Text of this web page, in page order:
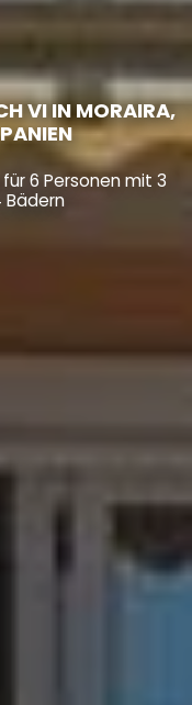
VI IN MORAIRA,
6 Personen mit 3
Bädern